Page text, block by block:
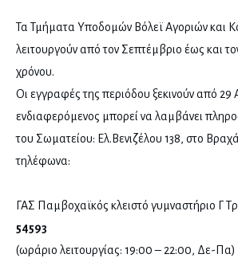
Τα Τμήματα Υποδομών Βόλεϊ Αγοριών και
λειτουργούν από τον Σεπτέμβριο έως και
χρόνου.
Οι εγγραφές της περιόδου ξεκινούν από 29
ενδιαφερόμενος μπορεί να λαμβάνει
του Σωματείου: Ελ.Βενιζέλου 138, στο
τηλέφωνα:
ΓΑΣ Παμβοχαϊκός κλειστό γυμναστήριο Γ
54593
(ωράριο λειτουργίας: 19:00 – 22:00, Δε-